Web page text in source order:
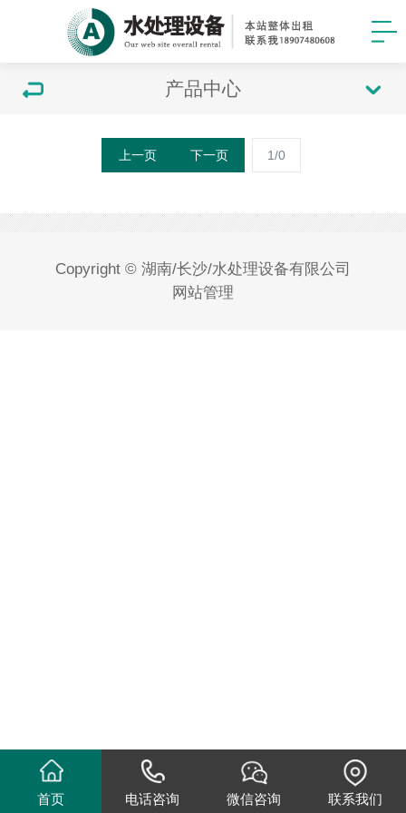
产品中心
上一页 下一页 1/0
Copyright © 湖南/长沙/水处理设备有限公司
网站管理
首页 电话咨询 微信咨询 联系我们